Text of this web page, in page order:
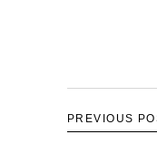
PREVIOUS